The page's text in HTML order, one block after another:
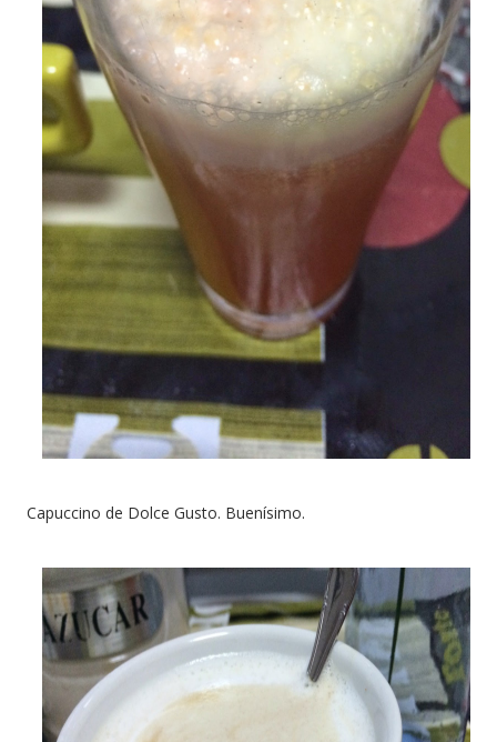
Capuccino de Dolce Gusto. Buenísimo.